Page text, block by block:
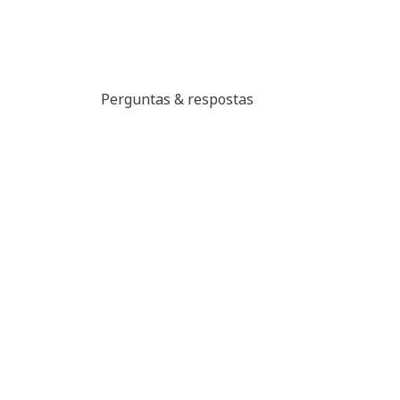
Perguntas & respostas